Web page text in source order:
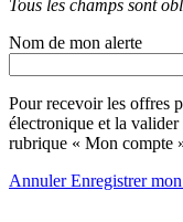
Tous les champs sont
Nom de mon alerte
Pour recevoir les offres
électronique et la valider
rubrique « Mon compte
AnnulerEnregistrer